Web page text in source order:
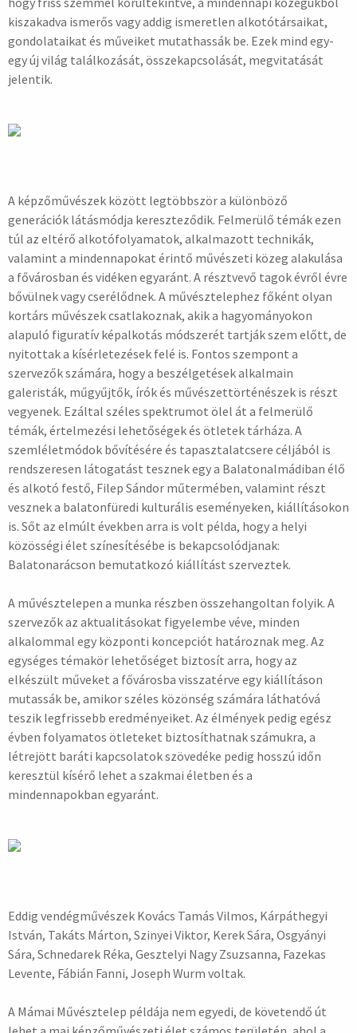
kiszakadva ismerős vagy addig ismeretlen alkotótársaikat,
gondolataikat és műveiket mutathassák be. Ezek mind egy-
egy új világ találkozását, összekapcsolását, megvitatását
jelentik.
A képzőművészek között legtöbbször a különböző
generációk látásmódja kereszteződik. Felmerülő témák ezen
túl az eltérő alkotófolyamatok, alkalmazott technikák,
valamint a mindennapokat érintő művészeti közeg alakulása
a fővárosban és vidéken egyaránt. A résztvevő tagok évről évre
bővülnek vagy cserélődnek. A művésztelephez főként olyan
kortárs művészek csatlakoznak, akik a hagyományokon
alapuló figuratív képalkotás módszerét tartják szem előtt, de
nyitottak a kísérletezések felé is. Fontos szempont a
szervezők számára, hogy a beszélgetések alkalmain
galeristák, műgyűjtők, írók és művészettörténészek is részt
vegyenek. Ezáltal széles spektrumot ölel át a felmerülő
témák, értelmezési lehetőségek és ötletek tárháza. A
szemléletmódok bővítésére és tapasztalatcsere céljából is
rendszeresen látogatást tesznek egy a Balatonalmádiban élő
és alkotó festő, Filep Sándor műtermében, valamint részt
vesznek a balatonfüredi kulturális eseményeken, kiállításokon
is. Sőt az elmúlt években arra is volt példa, hogy a helyi
közösségi élet színesítésébe is bekapcsolódjanak:
Balatonarácson bemutatkozó kiállítást szerveztek.
A művésztelepen a munka részben összehangoltan folyik. A
szervezők az aktualitásokat figyelembe véve, minden
alkalommal egy központi koncepciót határoznak meg. Az
egységes témakör lehetőséget biztosít arra, hogy az
elkészült műveket a fővárosba visszatérve egy kiállításon
mutassák be, amikor széles közönség számára láthatóvá
teszik legfrissebb eredményeiket. Az élmények pedig egész
évben folyamatos ötleteket biztosíthatnak számukra, a
létrejött baráti kapcsolatok szövedéke pedig hosszú időn
keresztül kísérő lehet a szakmai életben és a
mindennapokban egyaránt.
Eddig vendégművészek Kovács Tamás Vilmos, Kárpáthegyi
István, Takáts Márton, Szinyei Viktor, Kerek Sára, Osgyányi
Sára, Schnedarek Réka, Gesztelyi Nagy Zsuzsanna, Fazekas
Levente, Fábián Fanni, Joseph Wurm voltak.
A Mámai Művésztelep példája nem egyedi, de követendő út